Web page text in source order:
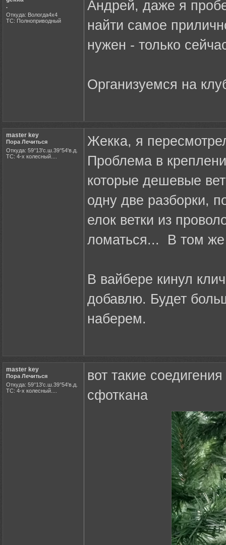
.
Откуда: Вологда4х4
ТС: Полноприводный
Андрей, даже я
найти самое
нужен - только
Организуемся на
master key
Пора Лечиться
Откуда: 59°13'с.ш.39°54'в.д.
ТС: 4-х колесный....
Жекка, я
Проблема в
которые дешевые
одну две разборки,
елок ветки из
ломаться... В том же
В вайбере кинул
добавлю. Будет
наберем.
master key
Пора Лечиться
Откуда: 59°13'с.ш.39°54'в.д.
ТС: 4-х колесный....
вот такие
сфоткана